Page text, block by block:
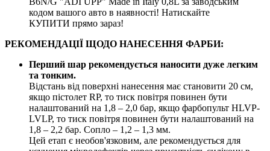
кодом вашого авто в наявності! Натискайте
КУПИТИ прямо зараз!
РЕКОМЕНДАЦІЇ ЩОДО НАНЕСЕННЯ ФАРБИ:
Перший шар рекомендується наносити дуже легким
та тонким.
Відстань від поверхні нанесення має становити 20 см,
якщо пістолет RP, то тиск повітря повинен бути
налаштований на 1,8 – 2,0 бар, якщо фарбопульт HLVP-
LVLP, то тиск повітря повинен бути налаштований на
1,8 – 2,2 бар. Сопло – 1,2 – 1,3 мм.
Цей етап є необов'язковим, але рекомендується для